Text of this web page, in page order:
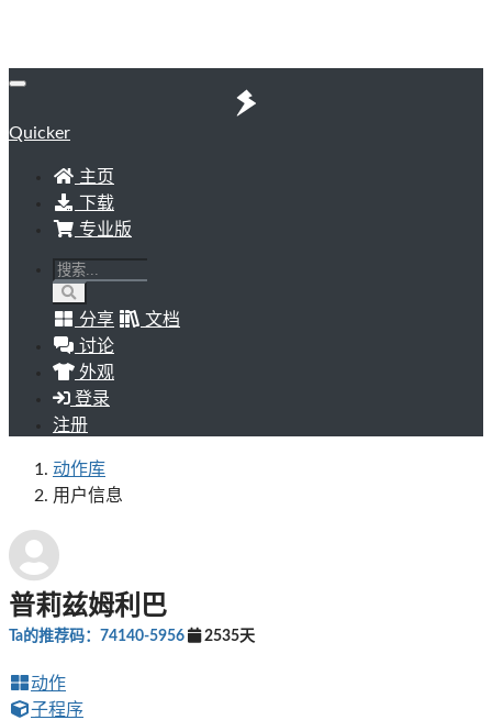
Quicker
主页
下载
专业版
分享
文档
讨论
外观
登录
注册
动作库
用户信息
普莉兹姆利巴
Ta的推荐码：74140-5956 2535天
动作
子程序